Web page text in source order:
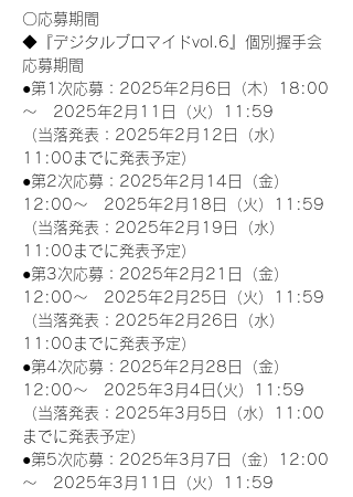
〇応募期間
◆『デジタルブロマイドvol.6』個別握手会
応募期間
●第1次応募：2025年2月6日（木）18:00
～　2025年2月11日（火）11:59
（当落発表：2025年2月12日（水）
11:00までに発表予定）
●第2次応募：2025年2月14日（金）
12:00～　2025年2月18日（火）11:59
（当落発表：2025年2月19日（水）
11:00までに発表予定）
●第3次応募：2025年2月21日（金）
12:00～　2025年2月25日（火）11:59
（当落発表：2025年2月26日（水）
11:00までに発表予定）
●第4次応募：2025年2月28日（金）
12:00～　2025年3月4日(火）11:59
（当落発表：2025年3月5日（水）11:00
までに発表予定）
●第5次応募：2025年3月7日（金）12:00
～　2025年3月11日（火）11:59